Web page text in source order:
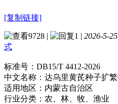
[复制链接]
9728 | 1 | 2026-5-
式
标准号： DB15/T 4412-2026
中文名称： 达乌里黄芪种子扩
适用地区： 内蒙古自治区
行业分类： 农、林、牧、渔业